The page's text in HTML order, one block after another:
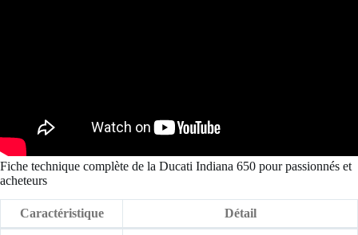
Fiche technique complète de la Ducati Indiana 650 pour passionnés et
acheteurs
Caractéristique Détail